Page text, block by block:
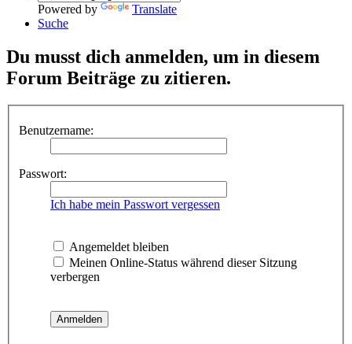
Powered by
Translate
Suche
Du musst dich anmelden, um in diesem
Forum Beiträge zu zitieren.
Benutzername:
Passwort:
Ich habe mein Passwort vergessen
Angemeldet bleiben
Meinen Online-Status während dieser Sitzung
verbergen